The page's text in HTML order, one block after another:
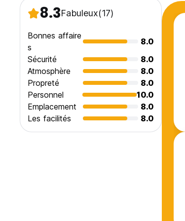
8.3Fabuleux(17)
Bonnes affaire
s
8.0
Sécurité
8.0
Atmosphère
8.0
Propreté
8.0
Personnel
10.0
Emplacement
8.0
Les facilités
8.0